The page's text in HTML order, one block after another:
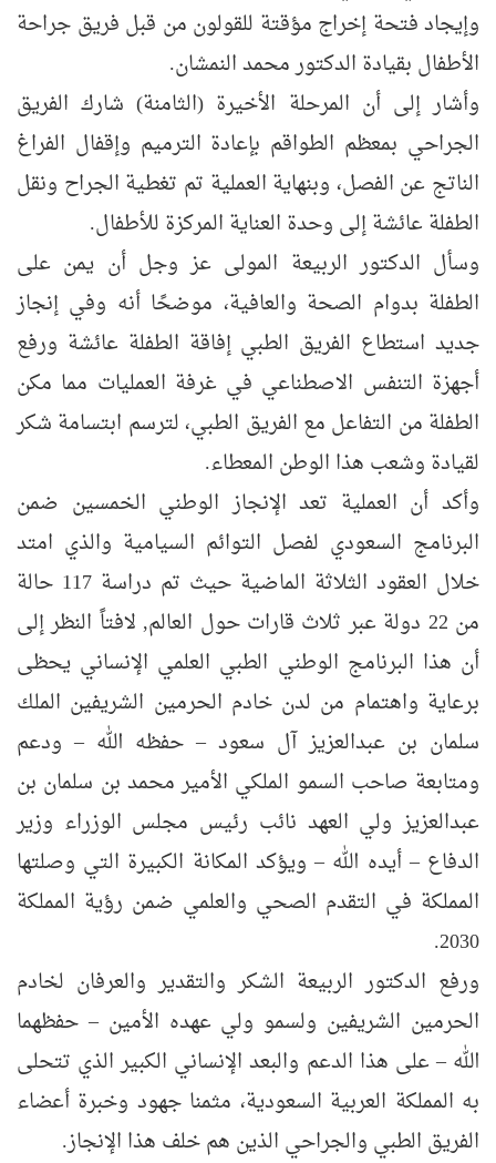
وإيجاد فتحة إخراج مؤقتة للقولون من قبل فريق جراحة
الأطفال بقيادة الدكتور محمد النمشان.
وأشار إلى أن المرحلة الأخيرة (الثامنة) شارك الفريق
الجراحي بمعظم الطواقم بإعادة الترميم وإقفال الفراغ
الناتج عن الفصل، وبنهاية العملية تم تغطية الجراح ونقل
الطفلة عائشة إلى وحدة العناية المركزة للأطفال.
وسأل الدكتور الربيعة المولى عز وجل أن يمن على
الطفلة بدوام الصحة والعافية، موضحًا أنه وفي إنجاز
جديد استطاع الفريق الطبي إفاقة الطفلة عائشة ورفع
أجهزة التنفس الاصطناعي في غرفة العمليات مما مكن
الطفلة من التفاعل مع الفريق الطبي، لترسم ابتسامة شكر
لقيادة وشعب هذا الوطن المعطاء.
وأكد أن العملية تعد الإنجاز الوطني الخمسين ضمن
البرنامج السعودي لفصل التوائم السيامية والذي امتد
خلال العقود الثلاثة الماضية حيث تم دراسة 117 حالة
من 22 دولة عبر ثلاث قارات حول العالم, لافتاً النظر إلى
أن هذا البرنامج الوطني الطبي العلمي الإنساني يحظى
برعاية واهتمام من لدن خادم الحرمين الشريفين الملك
سلمان بن عبدالعزيز آل سعود – حفظه الله – ودعم
ومتابعة صاحب السمو الملكي الأمير محمد بن سلمان بن
عبدالعزيز ولي العهد نائب رئيس مجلس الوزراء وزير
الدفاع – أيده الله – ويؤكد المكانة الكبيرة التي وصلتها
المملكة في التقدم الصحي والعلمي ضمن رؤية المملكة
2030.
ورفع الدكتور الربيعة الشكر والتقدير والعرفان لخادم
الحرمين الشريفين ولسمو ولي عهده الأمين – حفظهما
الله – على هذا الدعم والبعد الإنساني الكبير الذي تتحلى
به المملكة العربية السعودية، مثمنا جهود وخبرة أعضاء
الفريق الطبي والجراحي الذين هم خلف هذا الإنجاز.